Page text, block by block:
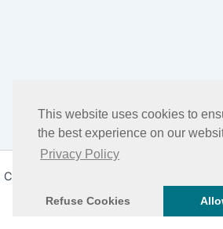
This website uses cookies to
the best experience on our
Privacy Policy
Refuse Cookies
Copyright © 2026 DHEA Facts |